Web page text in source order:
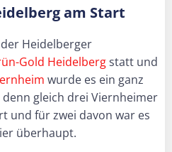
am Start
Heidelberger
Gold Heidelbergstatt und
wurde es ein ganz
gleich drei Viernheimer
und für zwei davon war es
überhaupt.